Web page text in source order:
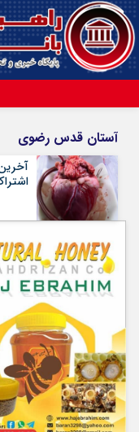
آپارات
آستان قدس رضوی